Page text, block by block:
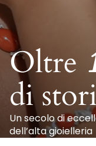
Oltre
di
Un secolo di
dell’alta gioielleria